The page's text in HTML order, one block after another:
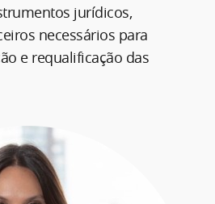
jurídicos,
necessários para
e requalificação das